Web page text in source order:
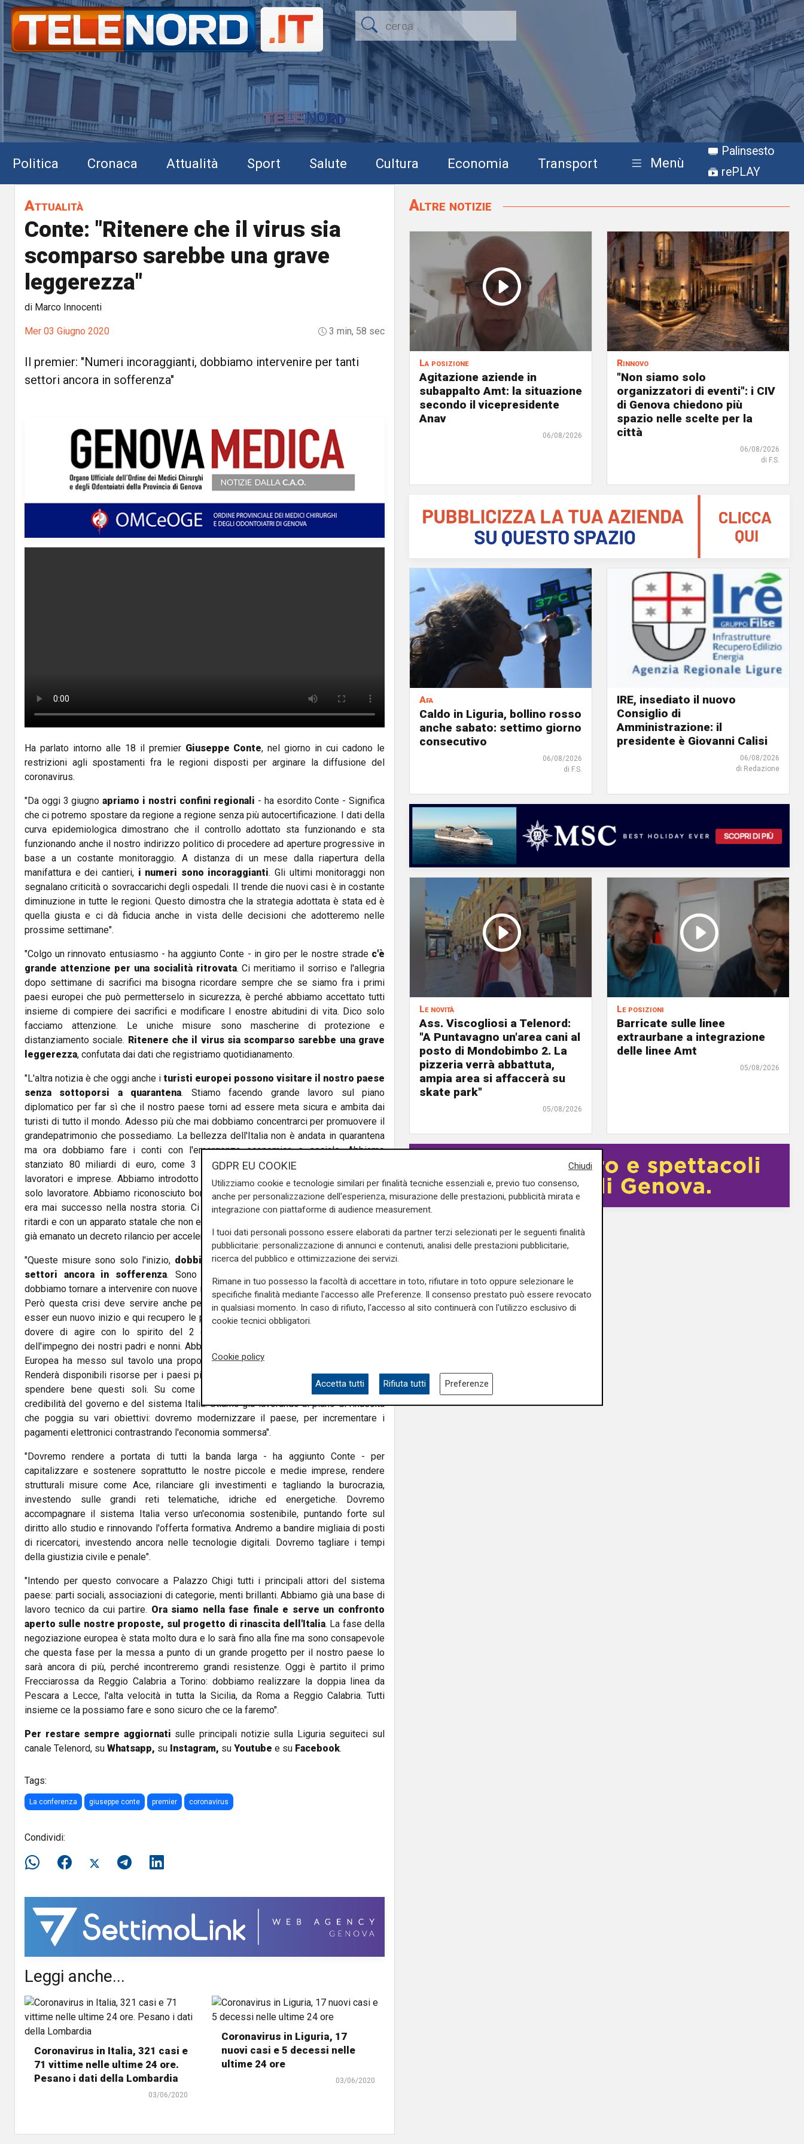
Politica Cronaca Attualità Sport Salute Cultura Economia Transport Menù
Palinsesto
rePLAY
Attualità
Conte: "Ritenere che il virus sia
scomparso sarebbe una grave
leggerezza"
di Marco Innocenti
Mer 03 Giugno 2020 3 min, 58 sec
Il premier: "Numeri incoraggianti, dobbiamo intervenire per tanti
settori ancora in sofferenza"
Ha parlato intorno alle 18 il premier Giuseppe Conte, nel giorno in cui cadono le
restrizioni agli spostamenti fra le regioni disposti per arginare la diffusione del
coronavirus.
"Da oggi 3 giugnoapriamo i nostri confini regionali - ha esordito Conte - Significa
che ci potremo spostare da regione a regione senza più autocertificazione. I dati della
curva epidemiologica dimostrano che il controllo adottato sta funzionando e sta
funzionando anche il nostro indirizzo politico di procedere ad aperture progressive in
base a un costante monitoraggio. A distanza di un mese dalla riapertura della
manifattura e dei cantieri, i numeri sono incoraggianti. Gli ultimi monitoraggi non
segnalano criticità o sovraccarichi degli ospedali. Il trende die nuovi casi è in costante
diminuzione in tutte le regioni. Questo dimostra che la strategia adottata è stata ed è
quella giusta e ci dà fiducia anche in vista delle decisioni che adotteremo nelle
prossime settimane".
"Colgo un rinnovato entusiasmo - ha aggiunto Conte - in giro per le nostre strade c'è
grande attenzione per una socialità ritrovata. Ci meritiamo il sorriso e l'allegria
dopo settimane di sacrifici ma bisogna ricordare sempre che se siamo fra i primi
paesi europei che può permetterselo in sicurezza, è perché abbiamo accettato tutti
insieme di compiere dei sacrifici e modificare l enostre abitudini di vita. Dico solo
facciamo attenzione. Le uniche misure sono mascherine di protezione e
distanziamento sociale. Ritenere che il virus sia scomparso sarebbe una grave
leggerezza, confutata dai dati che registriamo quotidianamento.
"L'altra notizia è che oggi anche i turisti europei possono visitare il nostro paese
senza sottoporsi a quarantena. Stiamo facendo grande lavoro sul piano
diplomatico per far sì che il nostro paese torni ad essere meta sicura e ambita dai
turisti di tutto il mondo. Adesso più che mai dobbiamo concentrarci per promuovere il
grandepatrimonio che possediamo. La bellezza dell'Italia non è andata in quarantena
ma ora dobbiamo fare i conti con l'emergenza economica e sociale. Abbiamo
stanziato 80 miliardi di euro, come 3 manovre di bilancio per aiutare famiglie,
lavoratori e imprese. Abbiamo introdotto la cassa integrazione alle imprese con un
solo lavoratore. Abbiamo riconosciuto bonus sino a 2200 euro a tanti lavoratori. Non
era mai successo nella nostra storia. Ci rendiamo conto che ci confrontiamo con i
ritardi e con un apparato statale che non era pronto. Ho già chiesto scusa ed abbiamo
già emanato un decreto rilancio per accelerare".
"Queste misure sono solo l'inizio, dobbiamo continuare a intervenire per tanti
settori ancora in sofferenza. Sono sofferenze che riguardano interi settori,
dobbiamo tornare a intervenire con nuove misure ancora più efficaci nel breve periodo.
Però questa crisi deve servire anche per rinnovare l'Italia dalle fondamenta. Dovrà
esser eun nuovo inizio e qui recupero le parole del presidente Mattarella. Abbiamo il
dovere di agire con lo spirito del 2 giugno, con la condivisione e la serietà
dell'impegno dei nostri padri e nonni. Abbiamo un'occasione storica: la Commissione
Europea ha messo sul tavolo una proposta da 750 miliardi con il recovery found.
Renderà disponibili risorse per i paesi più colpiti ma noi dovremo essere capaci di
spendere bene questi soli. Su come spenderemo questi soldi si misurerà la
credibilità del governo e del sistema Italia. Stiamo già lavorando al piano di rinascita
che poggia su vari obiettivi: dovremo modernizzare il paese, per incrementare i
pagamenti elettronici contrastrando l'economia sommersa".
"Dovremo rendere a portata di tutti la banda larga - ha aggiunto Conte - per
capitalizzare e sostenere soprattutto le nostre piccole e medie imprese, rendere
strutturali misure come Ace, rilanciare gli investimenti e tagliando la burocrazia,
investendo sulle grandi reti telematiche, idriche ed energetiche. Dovremo
accompagnare il sistema Italia verso un'economia sostenibile, puntando forte sul
diritto allo studio e rinnovando l'offerta formativa. Andremo a bandire migliaia di posti
di ricercatori, investendo ancora nelle tecnologie digitali. Dovremo tagliare i tempi
della giustizia civile e penale".
"Intendo per questo convocare a Palazzo Chigi tutti i principali attori del sistema
paese: parti sociali, associazioni di categorie, menti brillanti. Abbiamo già una base di
lavoro tecnico da cui partire. Ora siamo nella fase finale e serve un confronto
aperto sulle nostre proposte, sul progetto di rinascita dell'Italia. La fase della
negoziazione europea è stata molto dura e lo sarà fino alla fine ma sono consapevole
che questa fase per la messa a punto di un grande progetto per il nostro paese lo
sarà ancora di più, perché incontreremo grandi resistenze. Oggi è partito il primo
Frecciarossa da Reggio Calabria a Torino: dobbiamo realizzare la doppia linea da
Pescara a Lecce, l'alta velocità in tutta la Sicilia, da Roma a Reggio Calabria. Tutti
insieme ce la possiamo fare e sono sicuro che ce la faremo".
Per restare sempre aggiornati sulle principali notizie sulla Liguria seguiteci sul
canale Telenord, su Whatsapp, su Instagram, su Youtube e su Facebook.
Tags:
La conferenza giuseppe conte premier coronavirus
Condividi:
Leggi anche...
Coronavirus in Italia, 321 casi e
71 vittime nelle ultime 24 ore.
Pesano i dati della Lombardia
03/06/2020
Coronavirus in Liguria, 17
nuovi casi e 5 decessi nelle
ultime 24 ore
03/06/2020
Altre notizie
La posizione
Agitazione aziende in
subappalto Amt: la situazione
secondo il vicepresidente
Anav
06/08/2026
Rinnovo
"Non siamo solo
organizzatori di eventi": i CIV
di Genova chiedono più
spazio nelle scelte per la
città
06/08/2026
di F.S.
Afa
Caldo in Liguria, bollino rosso
anche sabato: settimo giorno
consecutivo
06/08/2026
di F.S.
IRE, insediato il nuovo
Consiglio di
Amministrazione: il
presidente è Giovanni Calisi
06/08/2026
di Redazione
Le novità
Ass. Viscogliosi a Telenord:
"A Puntavagno un'area cani al
posto di Mondobimbo 2. La
pizzeria verrà abbattuta,
ampia area si affaccerà su
skate park"
05/08/2026
Le posizioni
Barricate sulle linee
extraurbane a integrazione
delle linee Amt
05/08/2026
Chiudi
GDPR EU COOKIE
Utilizziamo cookie e tecnologie similari per finalità tecniche essenziali e, previo tuo consenso,
anche per personalizzazione dell'esperienza, misurazione delle prestazioni, pubblicità mirata e
integrazione con piattaforme di audience measurement.
I tuoi dati personali possono essere elaborati da partner terzi selezionati per le seguenti finalità
pubblicitarie: personalizzazione di annunci e contenuti, analisi delle prestazioni pubblicitarie,
ricerca del pubblico e ottimizzazione dei servizi.
Rimane in tuo possesso la facoltà di accettare in toto, rifiutare in toto oppure selezionare le
specifiche finalità mediante l'accesso alle Preferenze. Il consenso prestato può essere revocato
in qualsiasi momento. In caso di rifiuto, l'accesso al sito continuerà con l'utilizzo esclusivo di
cookie tecnici obbligatori.
Cookie policy
Accetta tutti Rifiuta tutti Preferenze